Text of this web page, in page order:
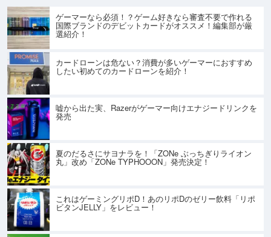
ゲーマーなら必須！？ゲーム好きなら審査不要で作れる
国際ブランドのデビットカードがオススメ！編集部が厳
選紹介！
カードローンは危ない？消費が多いゲーマーにおすすめ
したい初めてのカードローンを紹介！
嘘から出た実、Razerがゲーマー向けエナジードリンクを
発売
夏のだるさにサヨナラを！「ZONe ぶっちぎりライオン
丸」改め「ZONe TYPHOOON」発売決定！
これはゲーミングリポD！あのリポDのゼリー飲料「リポ
ビタンJELLY」をレビュー！